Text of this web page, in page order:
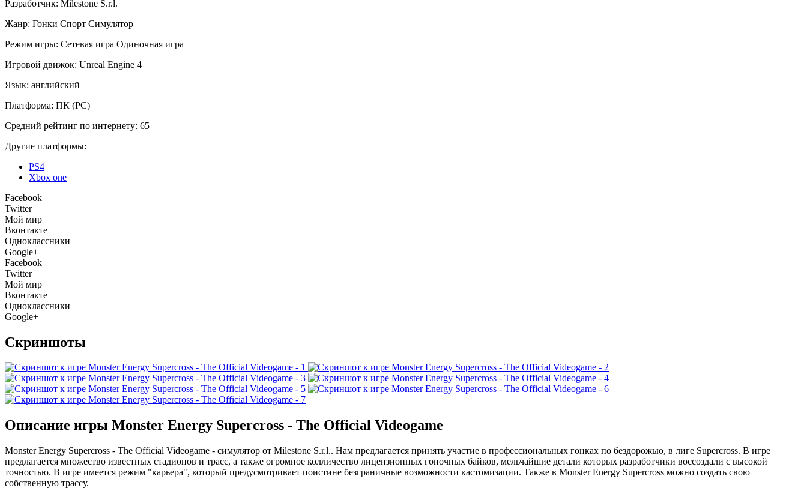
Разработчик: Milestone S.r.l.
Жанр: Гонки Спорт Симулятор
Режим игры: Сетевая игра Одиночная игра
Игровой движок: Unreal Engine 4
Язык: английский
Платформа: ПК (PC)
Средний рейтинг по интернету: 65
Другие платформы:
PS4
Xbox one
Facebook
Twitter
Мой мир
Вконтакте
Одноклассники
Google+
Facebook
Twitter
Мой мир
Вконтакте
Одноклассники
Google+
Скриншоты
Описание игры Monster Energy Supercross - The Official Videogame
Monster Energy Supercross - The Official Videogame - симулятор от Milestone S.r.l.. Нам предлагается принять участие в профессиональных гонках по бездорожью, в лиге Supercross. В игре
предлагается множество известных стадионов и трасс, а также огромное колличество лицензионных гоночных байков, мельчайшие детали которых разработчики воссоздали с высокой
точностью. В игре имеется режим "карьера", который предусмотривает поистине безграничные возможности кастомизации. Также в Monster Energy Supercross можно создать свою
собственную трассу.